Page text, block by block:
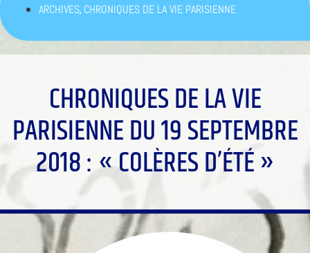
ARCHIVES,CHRONIQUES DE LA VIE PARISIENNE
CHRONIQUES DE LA VIE
PARISIENNE DU 19 SEPTEMBRE
2018 : « COLÈRES D’ÉTÉ »